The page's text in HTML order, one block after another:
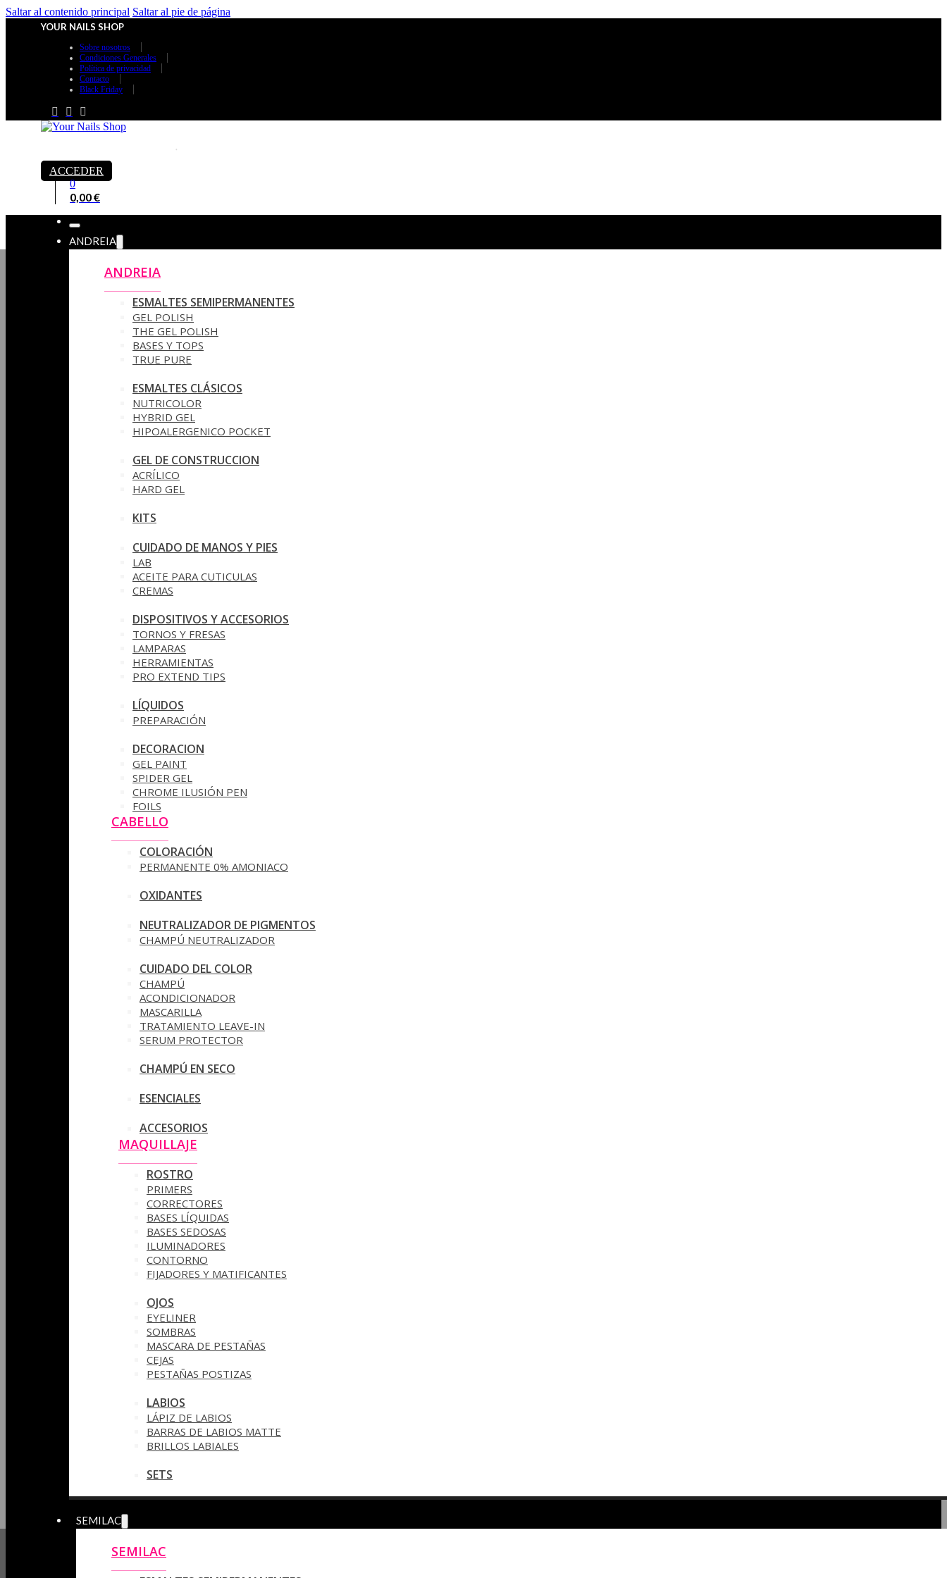
Saltar al contenido principal Saltar al pie de página
YOUR NAILS SHOP
Sobre nosotros
Condiciones Generales
Política de privacidad
Contacto
Black Friday
ACCEDER
0
0,00€
ANDREIA
ANDREIA
ESMALTES SEMIPERMANENTES
GEL POLISH
THE GEL POLISH
BASES Y‎ TOPS
TRUE PURE
ESMALTES CLÁSICOS
NUTRICOLOR
HYBRID GEL
HIPOALERGENICO POCKET
GEL DE CONSTRUCCION
ACRÍLICO
HARD GEL
KITS
CUIDADO DE MANOS Y PIES
LAB
ACEITE PARA CUTICULAS
CREMAS
DISPOSITIVOS Y ACCESORIOS
TORNOS Y FRESAS
LAMPARAS
HERRAMIENTAS
PRO EXTEND TIPS
LÍQUIDOS
PREPARACIÓN
DECORACION
GEL PAINT
SPIDER GEL
CHROME ILUSIÓN PEN
FOILS
CABELLO
COLORACIÓN
PERMANENTE 0% AMONIACO
OXIDANTES
NEUTRALIZADOR DE PIGMENTOS
CHAMPÚ NEUTRALIZADOR
CUIDADO DEL COLOR
CHAMPÚ
ACONDICIONADOR
MASCARILLA
TRATAMIENTO LEAVE-IN
SERUM PROTECTOR
CHAMPÚ EN SECO
ESENCIALES
ACCESORIOS
MAQUILLAJE
ROSTRO
PRIMERS
CORRECTORES
BASES LÍQUIDAS
BASES SEDOSAS
ILUMINADORES
CONTORNO
FIJADORES Y MATIFICANTES
OJOS
EYELINER
SOMBRAS
MASCARA DE PESTAÑAS
CEJAS
PESTAÑAS POSTIZAS
LABIOS
LÁPIZ DE LABIOS
BARRAS DE LABIOS MATTE
BRILLOS LABIALES
SETS
SEMILAC
SEMILAC